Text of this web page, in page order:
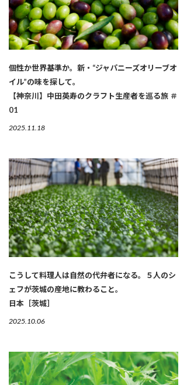
個性か世界基準か。新・“ジャパニーズオリーブオ
イル”の味を探して。
【神奈川】中田英寿のクラフト生産者を巡る旅 ＃
01
2025.11.18
こうして料理人は自然の代弁者になる。５人のシ
ェフが茨城の産地に教わること。
日本［茨城］
2025.10.06